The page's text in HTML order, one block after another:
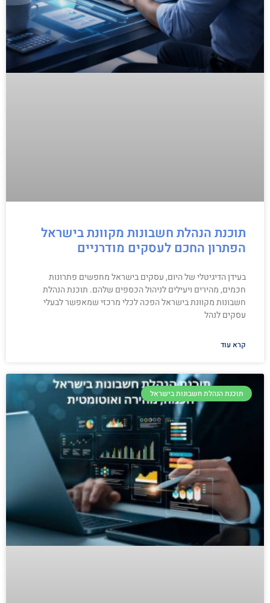
תוכנת הנהלת חשבונות מקוונת בישראל
הפתרון החכם לעסקים מודרניים
בעידן הדיגיטלי של היום, עסקים בישראל מחפשים פתרונות
חכמים, מהירים ויעילים לניהול הכספים שלהם. תוכנת הנהלת
חשבונות מקוונת בישראל הפכה לכלי מרכזי שמאפשר לבעלי
עסקים לנהל
קרא עוד
תוכנת הנהלת חשבונות בישראל